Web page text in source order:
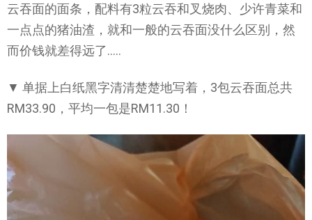
云吞面的面条，配料有3粒云吞和叉烧肉、少许青菜和
一点点的猪油渣，就和一般的云吞面没什么区别，然
而价钱就差得远了…..
▼ 单据上白纸黑字清清楚楚地写着，3包云吞面总共
RM33.90，平均一包是RM11.30！